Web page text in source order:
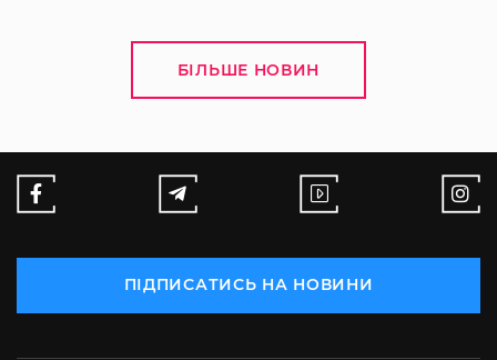
БІЛЬШЕ НОВИН
ПІДПИСАТИСЬ НА НОВИНИ